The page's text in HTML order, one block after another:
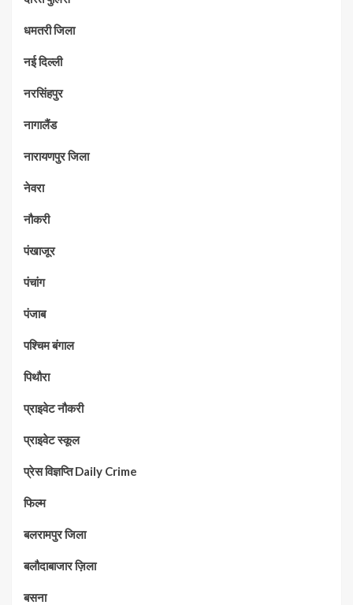
धमतरी जिला
नई दिल्ली
नरसिंहपुर
नागालैंड
नारायणपुर जिला
नेवरा
नौकरी
पंखाजूर
पंचांग
पंजाब
पश्चिम बंगाल
पिथौरा
प्राइवेट नौकरी
प्राइवेट स्कूल
प्रेस विज्ञप्ति Daily Crime
फिल्म
बलरामपुर जिला
बलौदाबाजार ज़िला
बसना